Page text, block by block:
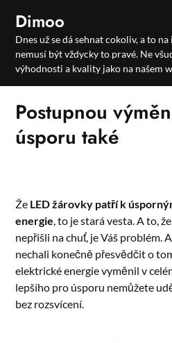
content
Dimoo
Dnes už se dá sehnat cokoliv, a to
nemusí být vždycky to pravé. Ne
výhodnosti a kvality jako na našem
Postupnou
úsporu také
Že LED žárovky patří k
energie, to je stará vesta. A to,
nepřišli na chuť, je Váš problém.
nechali konečně přesvědčit o
elektrické energie vyměnil v
lepšího pro úsporu nemůžete
bez rozsvícení.